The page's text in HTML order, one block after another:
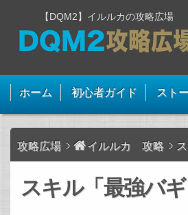
【DQM2】イルルカの攻略広場
ホーム 初心者ガイド スト
攻略広場 イルルカ 攻略
スキル「最強バ